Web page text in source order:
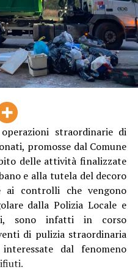
straordinarie di
promosse dal Comune
delle attività finalizzate
e alla tutela del decoro
ai controlli che vengono
dalla Polizia Locale e
sono infatti in corso
di pulizia straordinaria
dal fenomeno